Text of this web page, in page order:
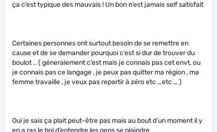
ça c’est typique des mauvais ! Un bon n’est jamais self satisfait
Certaines personnes ont surtout besoin de se remettre en
cause et de se demander pourquoi c’est si dur de trouver du
boulot .. ( géneralement c’est mais je connais pas cet envt, ou
je connais pas ce langage , je peux pas quitter ma région , ma
femme travaille , je veux pas repartir à zéro etc …etc … )
Oui je sais ça plait peut-être pas mais au bout d’un moment il y